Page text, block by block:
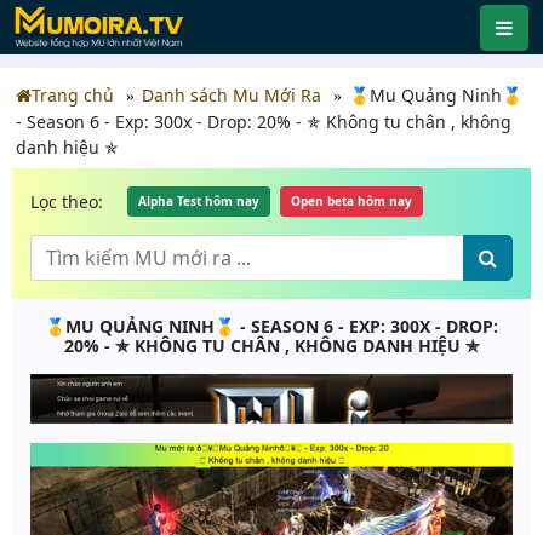
Trang chủ Danh sách Mu Mới Ra
🥇Mu Quảng Ninh🥇
- Season 6 - Exp: 300x - Drop: 20% - ✯ Không tu chân , không
danh hiệu ✯
Lọc theo: Alpha Test hôm nay Open beta hôm nay
🥇MU QUẢNG NINH🥇 - SEASON 6 - EXP: 300X - DROP:
20% - ✯ KHÔNG TU CHÂN , KHÔNG DANH HIỆU ✯